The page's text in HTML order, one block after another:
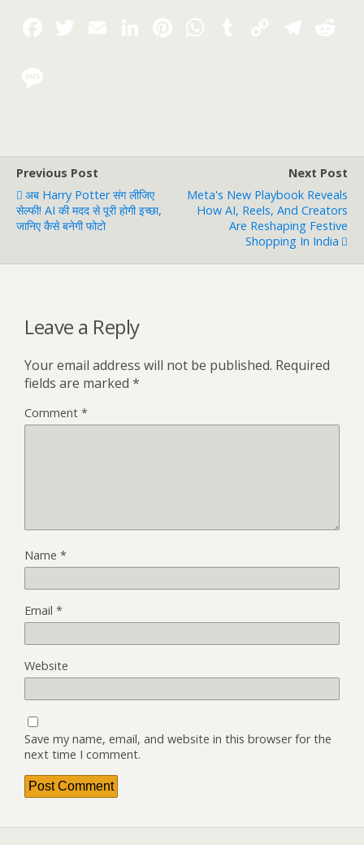
Previous Post
अब Harry Potter संग लीजिए
सेल्फी! AI की मदद से पूरी होगी इच्छा,
जानिए कैसे बनेगी फोटो
Next Post
Meta's New Playbook Reveals
How AI, Reels, And Creators
Are Reshaping Festive
Shopping In India
Leave a Reply
Your email address will not be published. Required
fields are marked *
Comment *
Name *
Email *
Website
Save my name, email, and website in this browser for the
next time I comment.